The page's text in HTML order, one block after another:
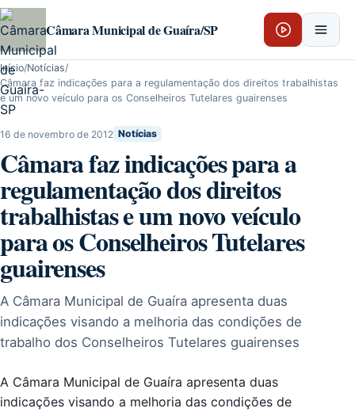
Pular para o conteúdo
Câmara Municipal de Guaíra/SP
Início/Notícias/
Câmara faz indicações para a regulamentação dos direitos trabalhistas
e um novo veículo para os Conselheiros Tutelares guairenses
16 de novembro de 2012 Notícias
Câmara faz indicações para a
regulamentação dos direitos
trabalhistas e um novo veículo
para os Conselheiros Tutelares
guairenses
A Câmara Municipal de Guaíra apresenta duas
indicações visando a melhoria das condições de
trabalho dos Conselheiros Tutelares guairenses
A Câmara Municipal de Guaíra apresenta duas
indicações visando a melhoria das condições de